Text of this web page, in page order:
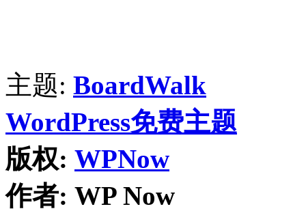
主题: BoardWalk
WordPress免费主题
版权: WPNow
作者: WP Now